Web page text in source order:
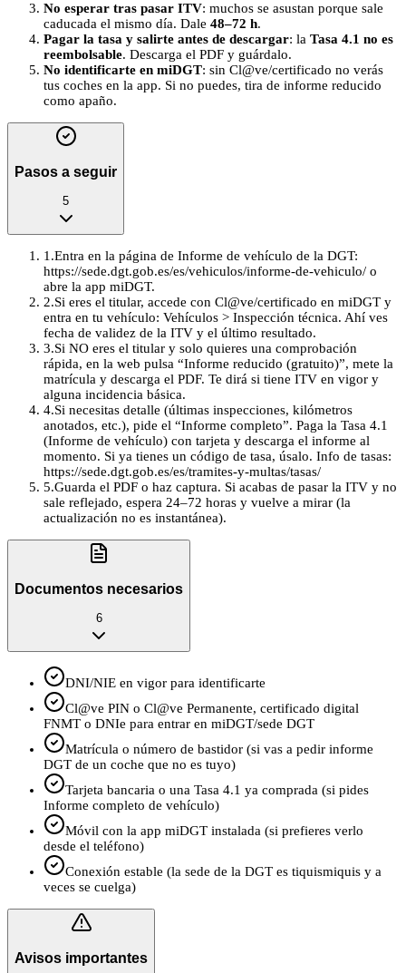
No esperar tras pasar ITV: muchos se asustan porque sale
caducada el mismo día. Dale 48–72 h.
Pagar la tasa y salirte antes de descargar: la Tasa 4.1 no es
reembolsable. Descarga el PDF y guárdalo.
No identificarte en miDGT: sin Cl@ve/certificado no verás
tus coches en la app. Si no puedes, tira de informe reducido
como apaño.
Pasos a seguir
5
1 .Entra en la página de Informe de vehículo de la DGT:
https://sede.dgt.gob.es/es/vehiculos/informe-de-vehiculo/ o
abre la app miDGT.
2.Si eres el titular, accede con Cl@ve/certificado en miDGT y
entra en tu vehículo: Vehículos > Inspección técnica. Ahí ves
fecha de validez de la ITV y el último resultado.
3.Si NO eres el titular y solo quieres una comprobación
rápida, en la web pulsa “Informe reducido (gratuito)”, mete la
matrícula y descarga el PDF. Te dirá si tiene ITV en vigor y
alguna incidencia básica.
4.Si necesitas detalle (últimas inspecciones, kilómetros
anotados, etc.), pide el “Informe completo”. Paga la Tasa 4.1
(Informe de vehículo) con tarjeta y descarga el informe al
momento. Si ya tienes un código de tasa, úsalo. Info de tasas:
https://sede.dgt.gob.es/es/tramites-y-multas/tasas/
5.Guarda el PDF o haz captura. Si acabas de pasar la ITV y no
sale reflejado, espera 24–72 horas y vuelve a mirar (la
actualización no es instantánea).
Documentos necesarios
6
DNI/NIE en vigor para identificarte
Cl@ve PIN o Cl@ve Permanente, certificado digital
FNMT o DNIe para entrar en miDGT/sede DGT
Matrícula o número de bastidor (si vas a pedir informe
DGT de un coche que no es tuyo)
Tarjeta bancaria o una Tasa 4.1 ya comprada (si pides
Informe completo de vehículo)
Móvil con la app miDGT instalada (si prefieres verlo
desde el teléfono)
Conexión estable (la sede de la DGT es tiquismiquis y a
veces se cuelga)
Avisos importantes